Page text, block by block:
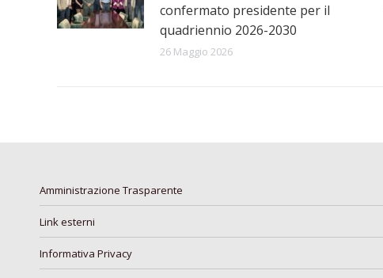
confermato presidente per il
quadriennio 2026-2030
26 Maggio 2026
Amministrazione Trasparente
Link esterni
Informativa Privacy